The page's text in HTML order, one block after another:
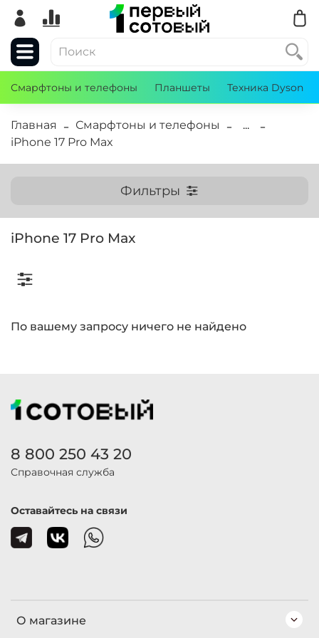
Смарфтоны и телефоны Планшеты Техника Dyson
Главная Смарфтоны и телефоны
...
iPhone 17 Pro Max
Фильтры
iPhone 17 Pro Max
По вашему запросу ничего не найдено
О магазине
8 800 250 43 20
Справочная служба
Оставайтесь на связи